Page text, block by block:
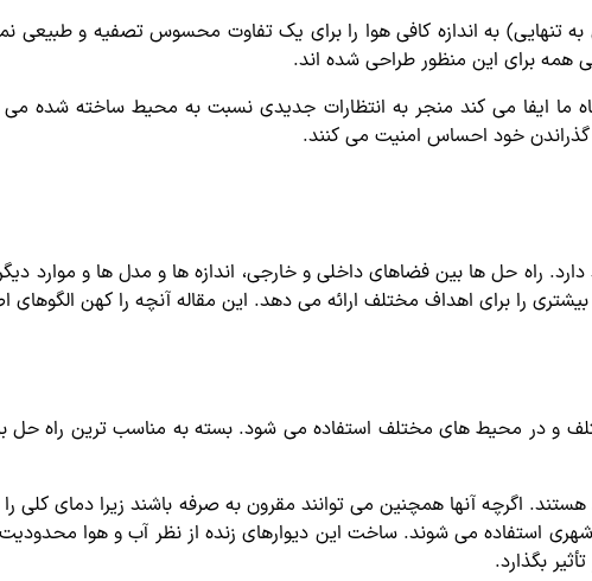
به تنهایی) به اندازه کافی هوا را برای یک تفاوت محسوس تصفیه و
همه برای این منظور طراحی شده اند.
ما ایفا می کند منجر به انتظارات جدیدی نسبت به محیط ساخته شده
خود احساس امنیت می کنند.
دارد. راه حل ها بین فضاهای داخلی و خارجی، اندازه ها و مدل ها و موارد
را برای اهداف مختلف ارائه می دهد. این مقاله آنچه را کهن
و در محیط های مختلف استفاده می شود. بسته به مناسب ترین راه حل
اگرچه آنها همچنین می توانند مقرون به صرفه باشند زیرا دمای کلی
استفاده می شوند. ساخت این دیوارهای زنده از نظر آب و هوا محدودیت
بگذارد.